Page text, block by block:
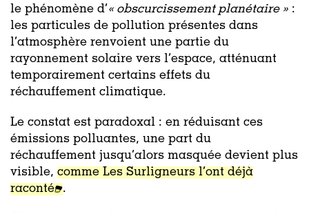
le phénomène d’« obscurcissement planétaire » :
les particules de pollution présentes dans
l’atmosphère renvoient une partie du
rayonnement solaire vers l’espace, atténuant
temporairement certains effets du
réchauffement climatique.
Le constat est paradoxal : en réduisant ces
émissions polluantes, une part du
réchauffement jusqu’alors masquée devient plus
visible, comme Les Surligneurs l’ont déjà
raconté
.